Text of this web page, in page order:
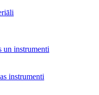
un instrumenti
instrumenti